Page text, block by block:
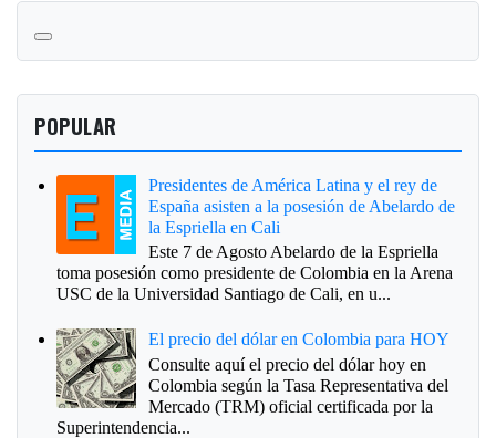
POPULAR
Presidentes de América Latina y el rey de
España asisten a la posesión de Abelardo de
la Espriella en Cali
Este 7 de Agosto Abelardo de la Espriella
toma posesión como presidente de Colombia en la Arena
USC de la Universidad Santiago de Cali, en u...
El precio del dólar en Colombia para HOY
Consulte aquí el precio del dólar hoy en
Colombia según la Tasa Representativa del
Mercado (TRM) oficial certificada por la
Superintendencia...